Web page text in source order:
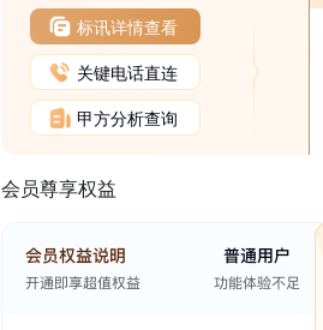
标讯详情查看
关键电话直连
甲方分析查询
会员尊享权益